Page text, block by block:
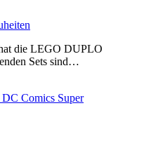
die LEGO DUPLO
Sets sind…
Comics Super